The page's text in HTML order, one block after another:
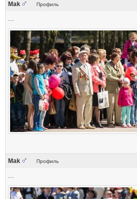
Mak Профиль
...
Mak Профиль
...